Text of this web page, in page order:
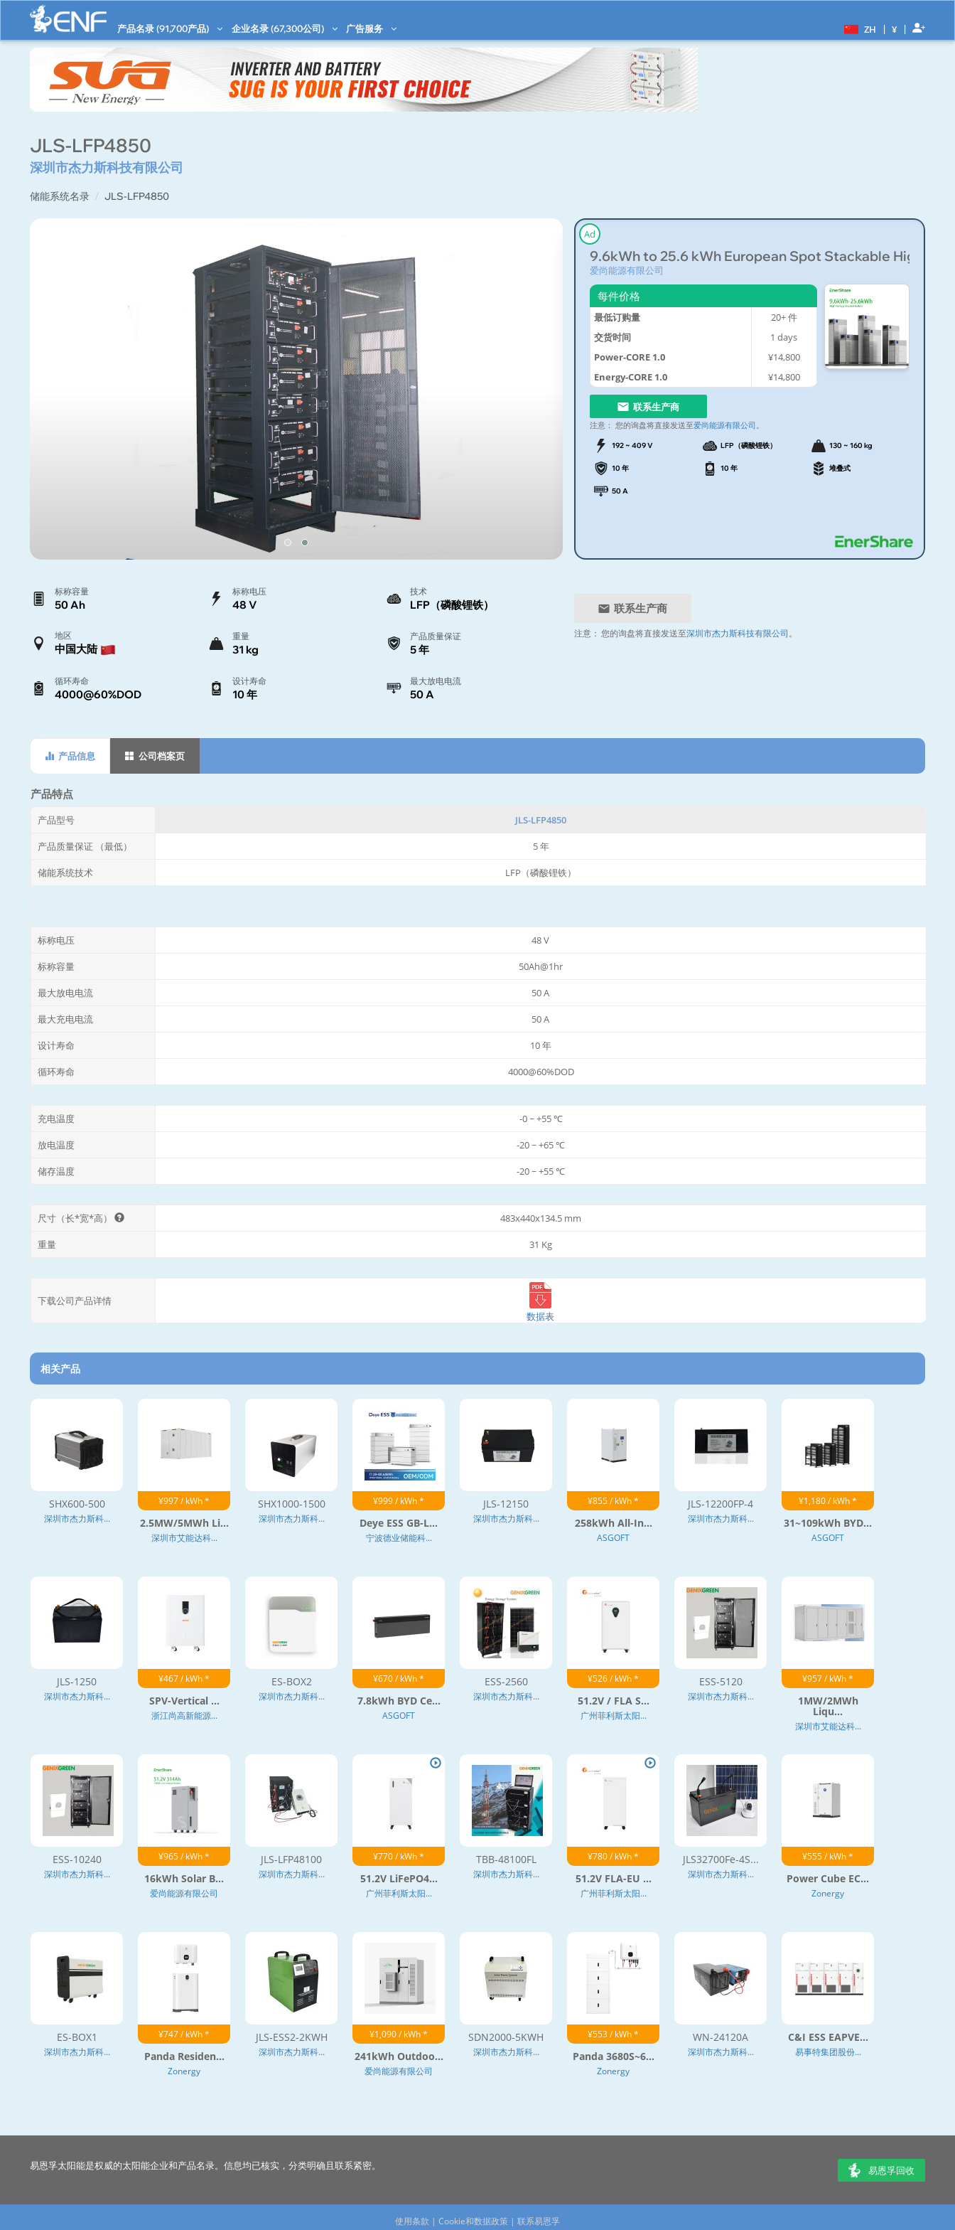
产品名录 (91,700产品) 企业名录 (67,300公司) 广告服务 ZH | ¥ |
JLS-LFP4850
深圳市杰力斯科技有限公司
储能系统名录 JLS-LFP4850
Ad
9.6kWh to 25.6 kWh European Spot Stackable High...
爱尚能源有限公司
每件价格
最低订购量 20+件
交货时间
1days
Power-CORE 1.0
¥14,800
Energy-CORE 1.0
¥14,800
联系生产商
注意： 您的询盘将直接发送至爱尚能源有限公司 。
192 ~ 409 V LFP（磷酸锂铁） 130 ~ 160 kg
10 年 10 年 堆叠式
50 A
标称容量
50 Ah
标称电压
48 V
技术
LFP（磷酸锂铁）
地区
中国大陆
重量
31 kg
产品质量保证
5 年
循环寿命
4000@60%DOD
设计寿命
10 年
最大放电电流
50 A
联系生产商
注意： 您的询盘将直接发送至深圳市杰力斯科技有限公司 。
产品信息 公司档案页
产品特点
产品型号 JLS-LFP4850
产品质量保证 （最低） 5 年
储能系统技术 LFP（磷酸锂铁）
标称电压 48 V
标称容量 50Ah@1hr
最大放电电流 50 A
最大充电电流 50 A
设计寿命 10 年
循环寿命 4000@60%DOD
充电温度 -0 ~ +55 ℃
放电温度 -20 ~ +65 ℃
储存温度 -20 ~ +55 ℃
尺寸（长*宽*高） 483x440x134.5 mm
重量 31 Kg
下载公司产品详情
数据表
相关产品
SHX600-500
深圳市杰力斯科...
¥997 / kWh *
2.5MW/5MWh Li...
深圳市艾能达科...
SHX1000-1500
深圳市杰力斯科...
¥999 / kWh *
Deye ESS GB-L...
宁波德业储能科...
JLS-12150
深圳市杰力斯科...
¥855 / kWh *
258kWh All-In...
ASGOFT
JLS-12200FP-4
深圳市杰力斯科...
¥1,180 / kWh *
31~109kWh BYD...
ASGOFT
JLS-1250
深圳市杰力斯科...
¥467 / kWh *
SPV-Vertical ...
浙江尚高新能源...
ES-BOX2
深圳市杰力斯科...
¥670 / kWh *
7.8kWh BYD Ce...
ASGOFT
ESS-2560
深圳市杰力斯科...
¥526 / kWh *
51.2V / FLA S...
广州菲利斯太阳...
ESS-5120
深圳市杰力斯科...
¥957 / kWh *
1MW/2MWh
Liqu...
深圳市艾能达科...
ESS-10240
深圳市杰力斯科...
¥965 / kWh *
16kWh Solar B...
爱尚能源有限公司
JLS-LFP48100
深圳市杰力斯科...
¥770 / kWh *
51.2V LiFePO4...
广州菲利斯太阳...
TBB-48100FL
深圳市杰力斯科...
¥780 / kWh *
51.2V FLA-EU ...
广州菲利斯太阳...
JLS32700Fe-4S...
深圳市杰力斯科...
¥555 / kWh *
Power Cube EC...
Zonergy
ES-BOX1
深圳市杰力斯科...
¥747 / kWh *
Panda Residen...
Zonergy
JLS-ESS2-2KWH
深圳市杰力斯科...
¥1,090 / kWh *
241kWh Outdoo...
爱尚能源有限公司
SDN2000-5KWH
深圳市杰力斯科...
¥553 / kWh *
Panda 3680S~6...
Zonergy
WN-24120A
深圳市杰力斯科...
C&I ESS EAPVE...
易事特集团股份...
易恩孚太阳能是权威的太阳能企业和产品名录。信息均已核实，分类明确且联系紧密。 易恩孚回收
使用条款 | Cookie和数据政策 | 联系易恩孚